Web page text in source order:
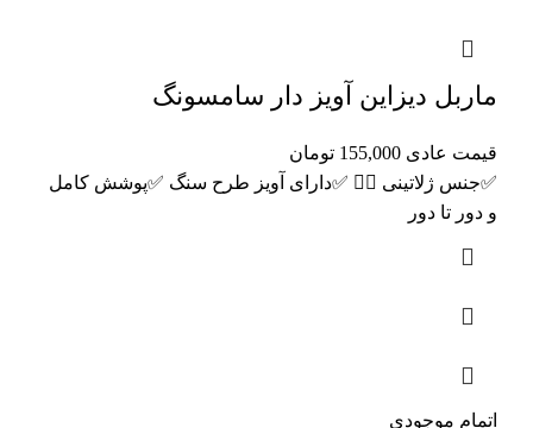
ماربل دیزاین آویز دار سامسونگ
قیمت عادی 155,000 تومان
✅جنس ‌ژلاتینی 👌🏻 ✅دارای آویز طرح سنگ ✅پوشش کامل
و دور تا دور
اتمام موجودی